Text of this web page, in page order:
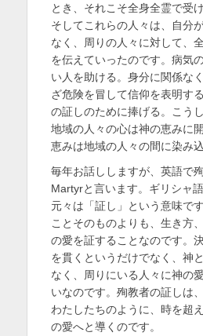
とき、それこそ全身全霊で受
そしてこれらの人々は、自分
なく、周りの人々に対して、
を伝えていったのです。病気
い人を助ける。身分に関係な
ざ危険を冒して信仰を表明す
の証しのために捧げる。こう
地域の人々の心は神の恵みに
恵みは地域の人々の間に染み
毎年お話ししますが、英語で
Martyrと言います。ギリシャ
元々は「証し」という意味で
ことそのものよりも、生き方
の愛を証することなのです。
を貫くというだけでなく、神
なく、周りにいる人々に神の
いなのです。殉教者の証しは
わたしたちのように、時を超
の愛へと導くのです。